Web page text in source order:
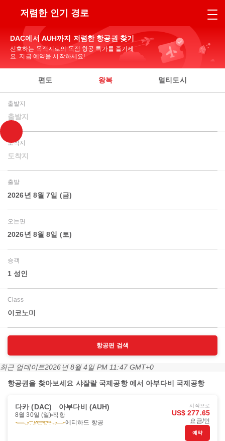
저렴한 인기 경로
DAC에서 AUH까지 저렴한 항공권 찾기
선호하는 목적지로의 독점 항공 특가를 즐기세
요. 지금 예약을 시작하세요!
편도 왕복 멀티도시
출발지
출발지
도착지
도착지
출발
2026년 8월 7일 (금)
오는편
2026년 8월 8일 (토)
승객
1 성인
Class
이코노미
항공편 검색
최근 업데이트2026년 8월 4일 PM 11:47 GMT+0
항공권을 찾아보세요 샤잘랄 국제공항 에서 아부다비 국제공항
다카 (DAC) 아부다비 (AUH)
8월 30일 (일) 직항
에티하드 항공
시작으로
US$ 277.65
요금/인
예약